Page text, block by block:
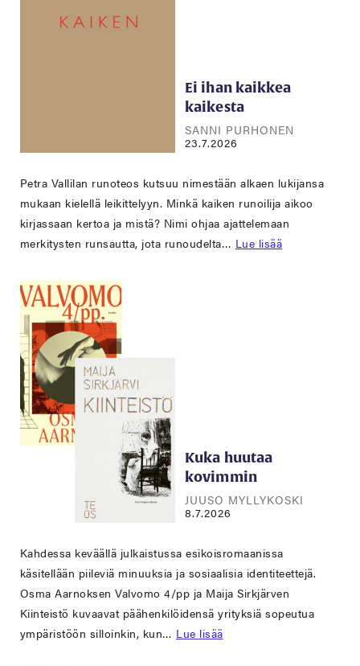
Ei ihan kaikkea
kaikesta
SANNI PURHONEN
23.7.2026
Petra Vallilan runoteos kutsuu nimestään alkaen lukijansa
mukaan kielellä leikittelyyn. Minkä kaiken runoilija aikoo
kirjassaan kertoa ja mistä? Nimi ohjaa ajattelemaan
merkitysten runsautta, jota runoudelta… Lue lisää
Kuka huutaa
kovimmin
JUUSO MYLLYKOSKI
8.7.2026
Kahdessa keväällä julkaistussa esikoisromaanissa
käsitellään piileviä minuuksia ja sosiaalisia identiteettejä.
Osma Aarnoksen Valvomo 4/pp ja Maija Sirkjärven
Kiinteistö kuvaavat päähenkilöidensä yrityksiä sopeutua
ympäristöön silloinkin, kun… Lue lisää